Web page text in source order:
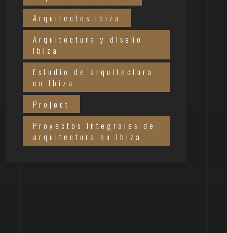
Arquitectos Ibiza
Arquitectura y diseño
Ibiza
Estudio de arquitectura
en Ibiza
Project
Proyectos integrales de
arquitectura en Ibiza